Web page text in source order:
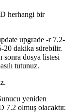
herhangi bir
upgrade -r 7.2-
20 dakika sürebilir.
sonra dosya listesi
tutunuz.
yeniden
7.2 olmuş olacaktır.